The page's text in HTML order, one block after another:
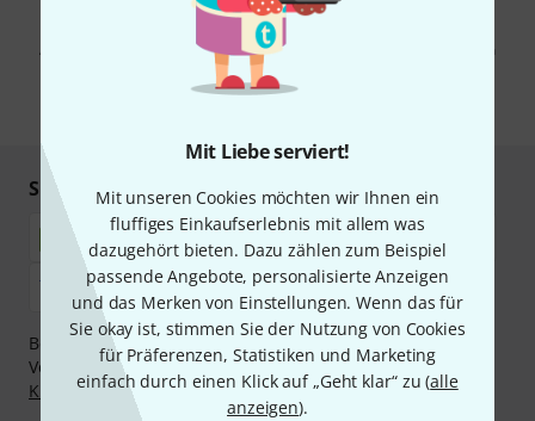
Mit Liebe serviert!
Mit unseren Cookies möchten wir Ihnen ein
fluffiges Einkaufserlebnis mit allem was
dazugehört bieten. Dazu zählen zum Beispiel
passende Angebote, personalisierte Anzeigen
und das Merken von Einstellungen. Wenn das für
Sie okay ist, stimmen Sie der Nutzung von Cookies
für Präferenzen, Statistiken und Marketing
einfach durch einen Klick auf „Geht klar“ zu (alle
anzeigen).
Mit Klick auf „Jetzt anmelden“ stimmen Sie dem Erhalt von E-Mail-
Werbung und einer Messung des E-Mail-Nutzungsverhaltens zu. Die
Abmeldung ist jederzeit möglich. Weitere Informationen finden Sie in
unserenDatenschutzhinweisen
Sicher einkaufen & bezahlen
Bezahlen Sie vertraulich und sicher per Nachnahme,
Vorkasse, PayPal, Amazon Pay,Klarna Sofort bezahlen
Klarna Ratenzahlungoder Kreditkarte.